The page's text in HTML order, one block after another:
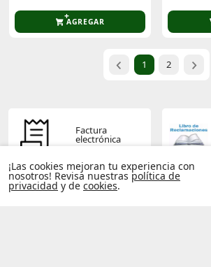
AGREGAR
1 2
Factura
electrónica
Términos y
Platanitos Favoritos
¡Las cookies mejoran tu experiencia con
nosotros! Revisa nuestras política de
privacidad y de cookies.